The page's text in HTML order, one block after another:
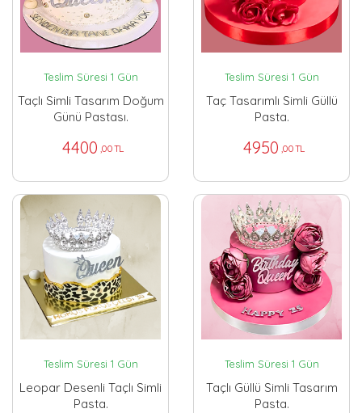
Teslim Süresi 1 Gün
Taçlı Simli Tasarım Doğum
Günü Pastası.
4400 ,00 TL
Teslim Süresi 1 Gün
Taç Tasarımlı Simli Güllü
Pasta.
4950 ,00 TL
Teslim Süresi 1 Gün
Leopar Desenli Taçlı Simli
Pasta.
Teslim Süresi 1 Gün
Taçlı Güllü Simli Tasarım
Pasta.